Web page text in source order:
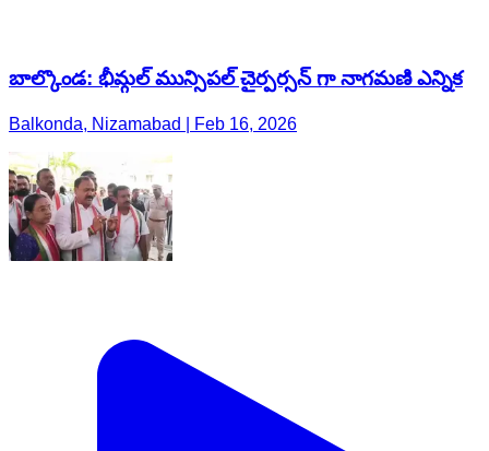
బాల్కొండ: భీమ్గల్ మున్సిపల్ చైర్పర్సన్ గా నాగమణి ఎన్నిక
Balkonda, Nizamabad | Feb 16, 2026